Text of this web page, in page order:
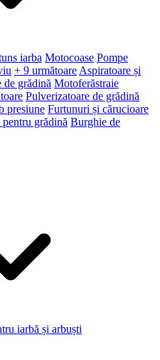
iarba Motocoase Pompe
+ 9 următoare Aspiratoare și
de grădină Motoferăstraie
Pulverizatoare de grădină
presiune Furtunuri și cărucioare
pentru grădină Burghie de
iarbă și arbuști